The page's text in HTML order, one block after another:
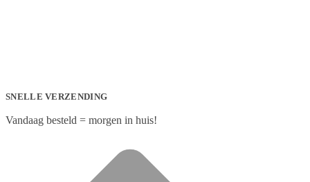
SNELLE VERZENDING
Vandaag besteld = morgen in huis!